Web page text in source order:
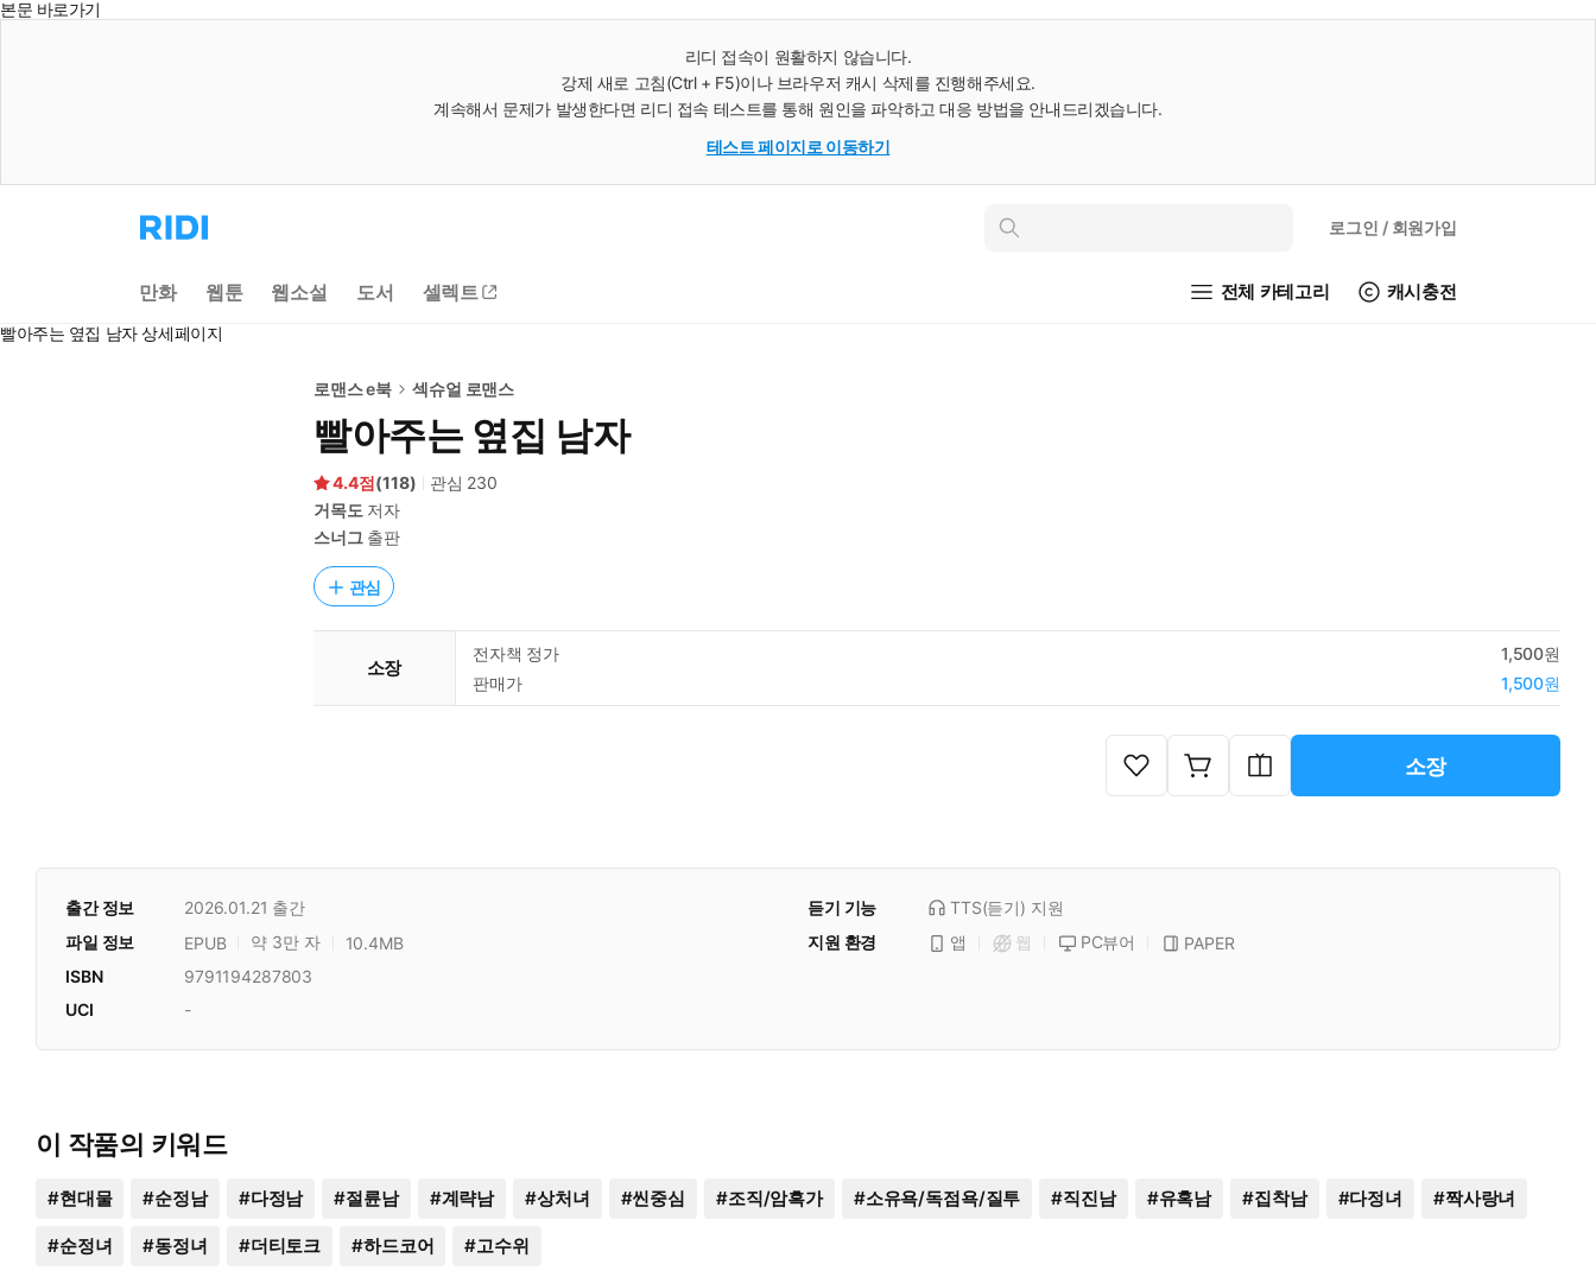
본문 바로가기
리디 접속이 원활하지 않습니다.
강제 새로 고침(Ctrl + F5)이나 브라우저 캐시 삭제를 진행해주세요.
계속해서 문제가 발생한다면 리디 접속 테스트를 통해 원인을 파악하고 대응 방법을 안내드리겠습니다.
테스트 페이지로 이동하기
리
디
으
로
동
인
로그인 / 회원가입
만화 웹툰 웹소설 도서 셀렉트 전체 카테고리 캐시충전
빨아주는 옆집 남자 상세페이지
로맨스 e북 섹슈얼 로맨스
빨아주는 옆집 남자
4.4 (118) 관심 230
거목도 저자
스너그 출판
관심
소장
전자책 정가
1,500원
판매가
1,500원
소장
출간 정보 2026.01.21 출간 듣기 기능 TTS(듣기) 지원
파일 정보
EPUB 약 3만 자 10.4MB 지원 환경 앱 웹 PC뷰어
PAPER
ISBN
9791194287803
UCI
-
이 작품의 키워드
#현대물 #순정남 #다정남 #절륜남 #계략남 #상처녀 #씬중심 #조직/암흑가 #소유욕/독점욕/질투 #직진남 #유혹남 #집착남 #다정녀 #짝사랑녀
#순정녀 #동정녀 #더티토크 #하드코어 #고수위